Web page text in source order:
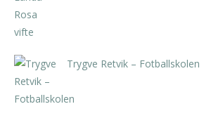
Trygve Retvik – Fotballskolen